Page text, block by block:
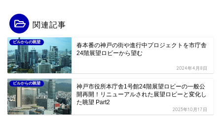
関連記事
ビルからの眺望
春本番の神戸の街や進行中プロジェクトを市庁舎
24階展望ロビーから望む
2024年4月8日
ビルからの眺望
神戸市役所本庁舎1号館24階展望ロビーの一般公
開再開！リニューアルされた展望ロビーと変化し
た眺望 Part2
2023年10月17日